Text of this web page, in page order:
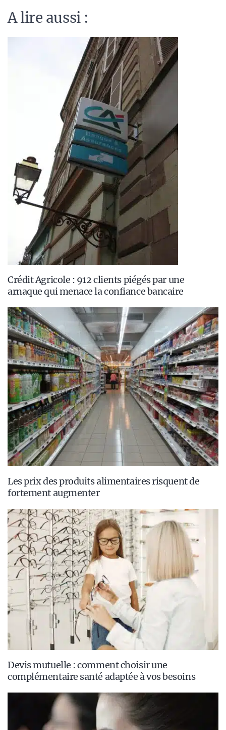
A lire aussi :
Crédit Agricole : 912 clients piégés par une
arnaque qui menace la confiance bancaire
Les prix des produits alimentaires risquent de
fortement augmenter
Devis mutuelle : comment choisir une
complémentaire santé adaptée à vos besoins